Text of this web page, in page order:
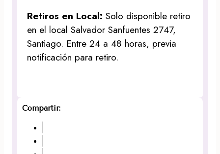
Retiros en Local:Solo disponible retiro
en el local Salvador Sanfuentes 2747,
Santiago. Entre 24 a 48 horas, previa
notificación para retiro.
Compartir: